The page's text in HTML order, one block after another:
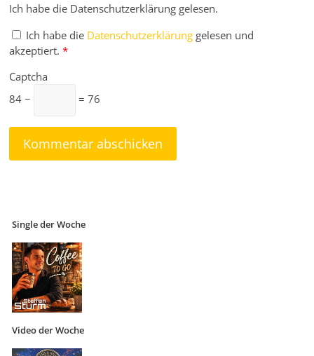
Ich habe die Datenschutzerklärung gelesen.
Ich habe die Datenschutzerklärung gelesen und
akzeptiert. *
Captcha
84 −
= 76
Single der Woche
Video der Woche